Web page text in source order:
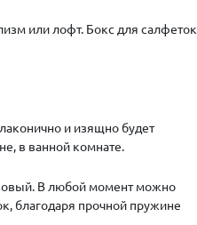
или лофт. Бокс для салфеток
и изящно будет
в ванной комнате.
В любой момент можно
благодаря прочной пружине